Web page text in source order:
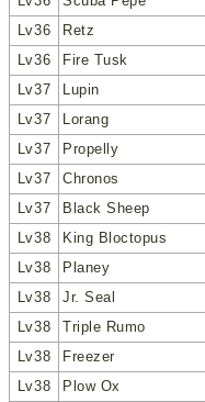
Lv36
Retz
Lv36
Fire Tusk
Lv37
Lupin
Lv37
Lorang
Lv37
Propelly
Lv37
Chronos
Lv37
Black Sheep
Lv38
King Bloctopus
Lv38
Planey
Lv38
Jr. Seal
Lv38
Triple Rumo
Lv38
Freezer
Lv38
Plow Ox